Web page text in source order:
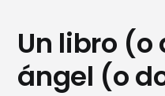
Un libro (o
ángel (o